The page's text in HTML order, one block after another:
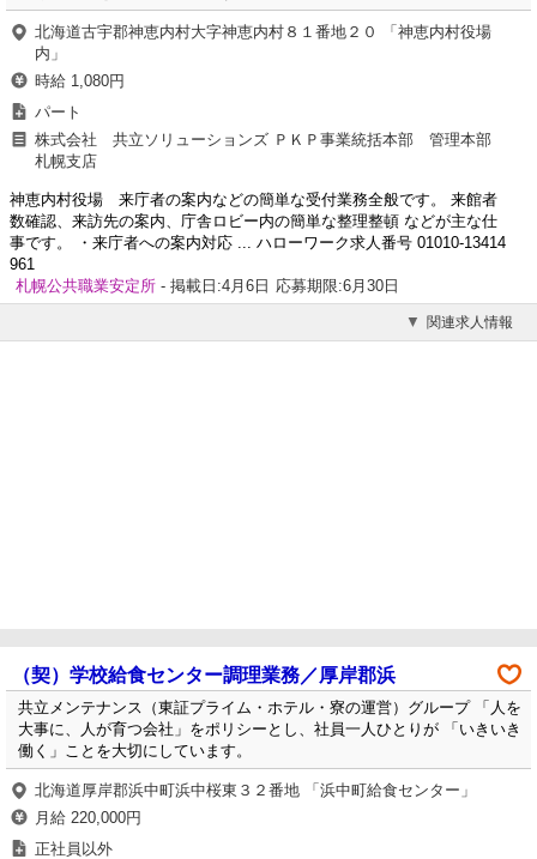
北海道古宇郡神恵内村大字神恵内村８１番地２０ 「神恵内村役場
内」
時給 1,080円
パート
株式会社 共立ソリューションズ ＰＫＰ事業統括本部 管理本部
札幌支店
神恵内村役場 来庁者の案内などの簡単な受付業務全般です。 来館者
数確認、来訪先の案内、庁舎ロビー内の簡単な整理整頓 などが主な仕
事です。 ・来庁者への案内対応 ... ハローワーク求人番号 01010-13414
961
札幌公共職業安定所 - 掲載日:4月6日 応募期限:6月30日
関連求人情報
（契）学校給食センター調理業務／厚岸郡浜
共立メンテナンス（東証プライム・ホテル・寮の運営）グループ 「人を
大事に、人が育つ会社」をポリシーとし、社員一人ひとりが 「いきいき
働く」ことを大切にしています。
北海道厚岸郡浜中町浜中桜東３２番地 「浜中町給食センター」
月給 220,000円
正社員以外